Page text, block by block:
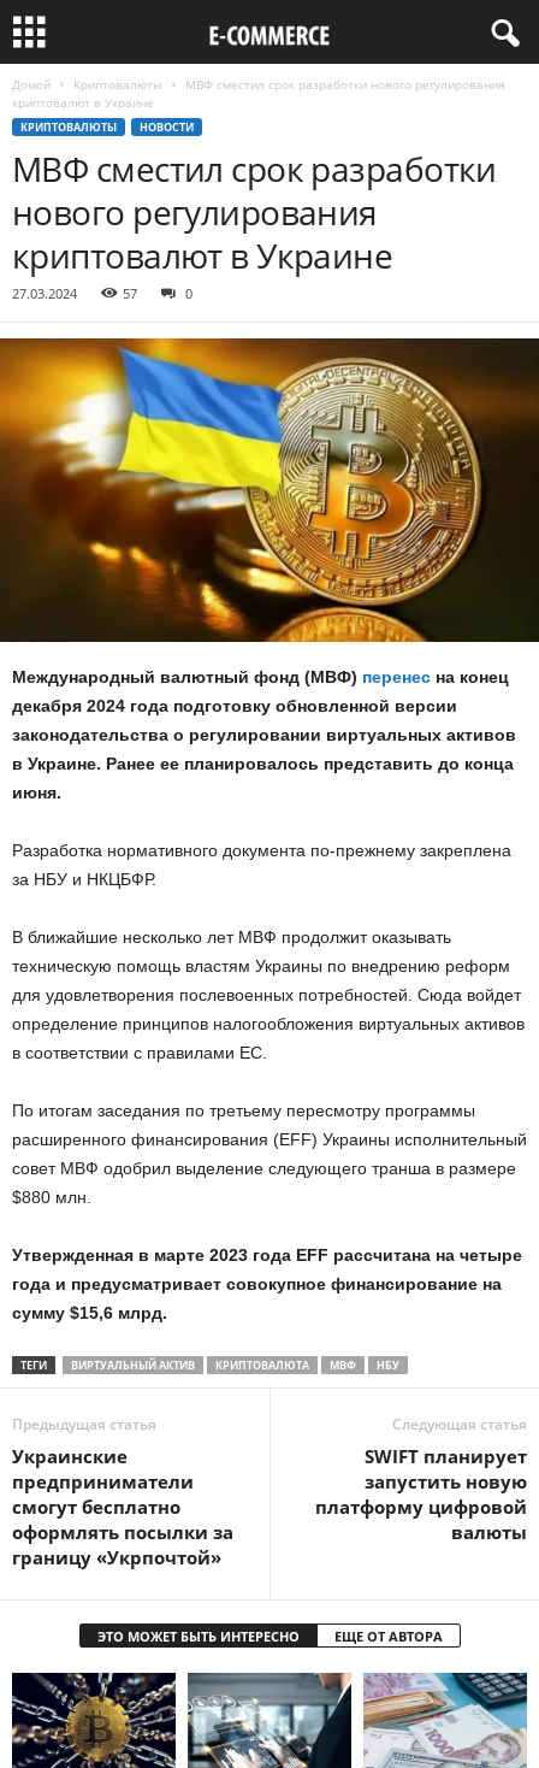
Домой Криптовалюты
МВФ сместил срок разработки нового регулирования
криптовалют в Украине
КРИПТОВАЛЮТЫ НОВОСТИ
МВФ сместил срок разработки
нового регулирования
криптовалют в Украине
27.03.2024 57 0
Международный валютный фонд (МВФ) перенес на конец
декабря 2024 года подготовку обновленной версии
законодательства о регулировании виртуальных активов
в Украине. Ранее ее планировалось представить до конца
июня.
Разработка нормативного документа по-прежнему закреплена
за НБУ и НКЦБФР.
В ближайшие несколько лет МВФ продолжит оказывать
техническую помощь властям Украины по внедрению реформ
для удовлетворения послевоенных потребностей. Сюда войдет
определение принципов налогообложения виртуальных активов
в соответствии с правилами ЕС.
По итогам заседания по третьему пересмотру программы
расширенного финансирования (EFF) Украины исполнительный
совет МВФ одобрил выделение следующего транша в размере
$880 млн.
Утвержденная в марте 2023 года EFF рассчитана на четыре
года и предусматривает совокупное финансирование на
сумму $15,6 млрд.
ТЕГИ ВИРТУАЛЬНЫЙ АКТИВ КРИПТОВАЛЮТА МВФ НБУ
Предыдущая статья
Украинские
предприниматели
смогут бесплатно
оформлять посылки за
границу «Укрпочтой»
Следующая статья
SWIFT планирует
запустить новую
платформу цифровой
валюты
ЭТО МОЖЕТ БЫТЬ ИНТЕРЕСНО ЕЩЕ ОТ АВТОРА